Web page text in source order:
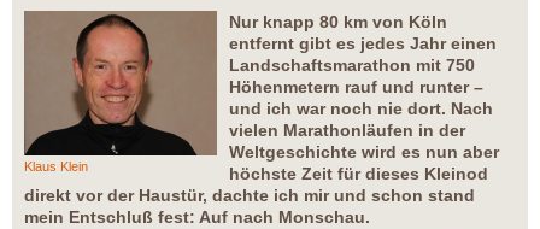
Klaus Klein
Nur knapp 80 km von Köln
entfernt gibt es jedes Jahr einen
Landschaftsmarathon mit 750
Höhenmetern rauf und runter –
und ich war noch nie dort. Nach
vielen Marathonläufen in der
Weltgeschichte wird es nun aber
höchste Zeit für dieses Kleinod
direkt vor der Haustür, dachte ich mir und schon stand
mein Entschluß fest: Auf nach Monschau.